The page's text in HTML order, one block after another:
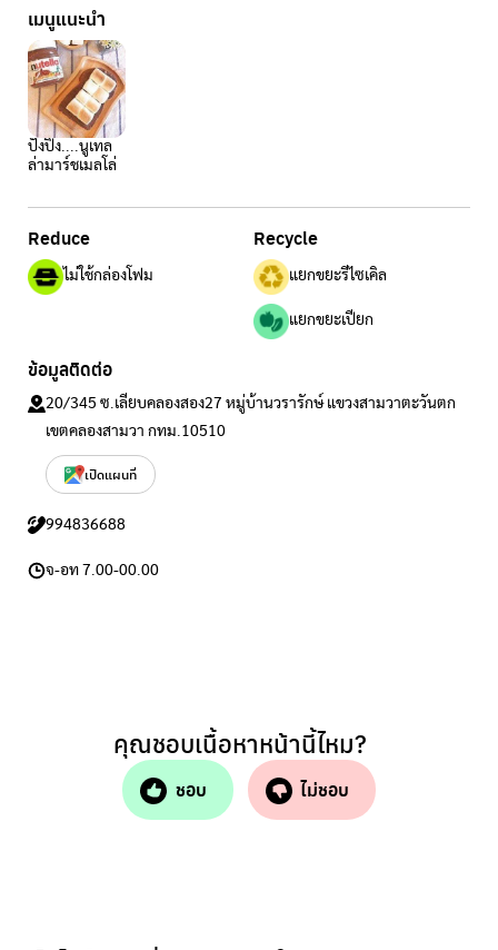
เมนูแนะนำ
ปังปิ้ง....นูเทล
ล่ามาร์ชเมลโล่
Reduce
ไม่ใช้กล่องโฟม
Recycle
แยกขยะรีไซเคิล
แยกขยะเปียก
ข้อมูลติดต่อ
20/345 ซ.เลียบคลองสอง27 หมู่บ้านวรารักษ์ แขวงสามวาตะวันตก
เขตคลองสามวา กทม.10510
เปิดแผนที่
994836688
จ-อท 7.00-00.00
คุณชอบเนื้อหาหน้านี้ไหม?
ชอบ ไม่ชอบ